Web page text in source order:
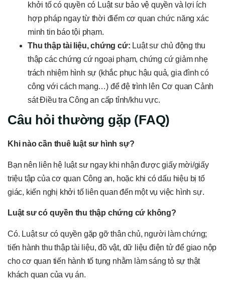
khởi tố có quyền có Luật sư bảo vệ quyền và lợi ích
hợp pháp ngay từ thời điểm cơ quan chức năng xác
minh tin báo tội phạm.
Thu thập tài liệu, chứng cứ: Luật sư chủ động thu
thập các chứng cứ ngoại phạm, chứng cứ giảm nhẹ
trách nhiệm hình sự (khắc phục hậu quả, gia đình có
công với cách mạng…) để đệ trình lên Cơ quan Cảnh
sát Điều tra Công an cấp tỉnh/khu vực.
Câu hỏi thường gặp (FAQ)
Khi nào cần thuê luật sư hình sự?
Bạn nên liên hệ luật sư ngay khi nhận được giấy mời/giấy
triệu tập của cơ quan Công an, hoặc khi có dấu hiệu bị tố
giác, kiến nghị khởi tố liên quan đến một vụ việc hình sự.
Luật sư có quyền thu thập chứng cứ không?
Có. Luật sư có quyền gặp gỡ thân chủ, người làm chứng;
tiến hành thu thập tài liệu, đồ vật, dữ liệu điện tử để giao nộp
cho cơ quan tiến hành tố tụng nhằm làm sáng tỏ sự thật
khách quan của vụ án.